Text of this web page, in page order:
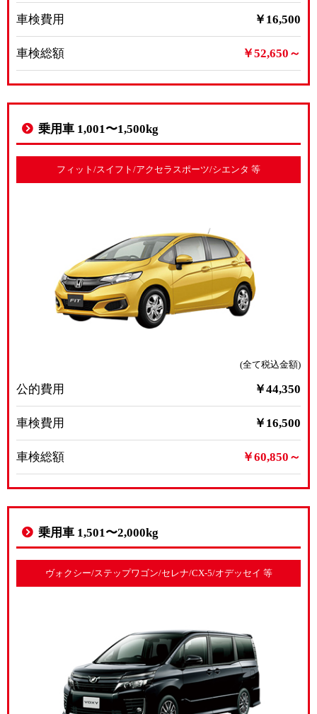
車検費用 ￥16,500
車検総額 ￥52,650～
乗用車 1,001〜1,500kg
フィット/スイフト/アクセラスポーツ/シエンタ 等
(全て税込金額)
公的費用 ￥44,350
車検費用 ￥16,500
車検総額 ￥60,850～
乗用車 1,501〜2,000kg
ヴォクシー/ステップワゴン/セレナ/CX-5/オデッセイ 等